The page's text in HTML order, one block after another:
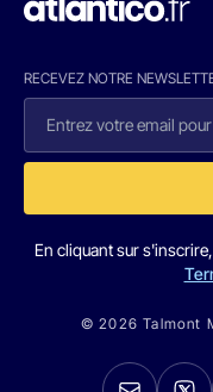
RECEVEZ NOTRE
En cliquant sur
© 2026 Talmont